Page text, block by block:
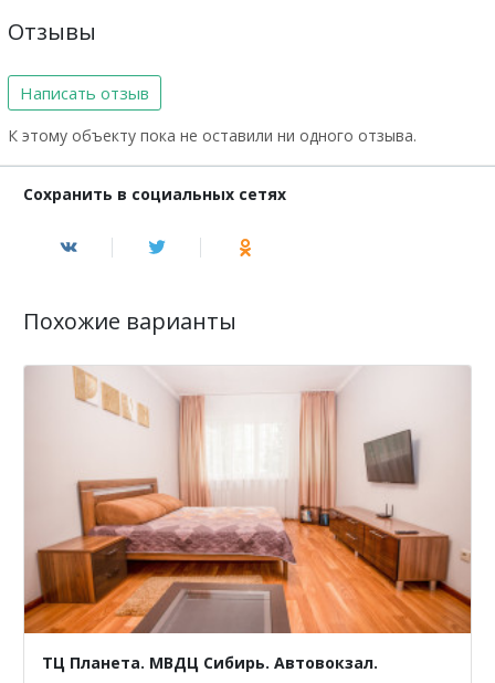
Отзывы
Написать отзыв
К этому объекту пока не оставили ни одного отзыва.
Сохранить в социальных сетях
Похожие варианты
ТЦ Планета. МВДЦ Сибирь. Автовокзал.